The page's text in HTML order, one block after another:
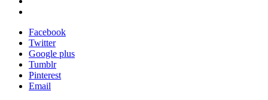
Facebook
Twitter
Google plus
Tumblr
Pinterest
Email